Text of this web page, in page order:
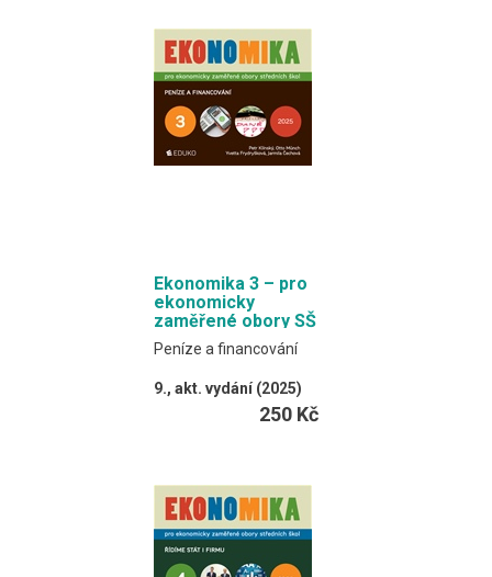
úlohy.
Formát EDUKO PC / 368
stran
Ekonomika 3 – pro
ekonomicky
zaměřené obory SŠ
Peníze a financování
9., akt. vydání (2025)
procvičovací úlohy.
Formát EDUKO PC / 300
stran
250 Kč